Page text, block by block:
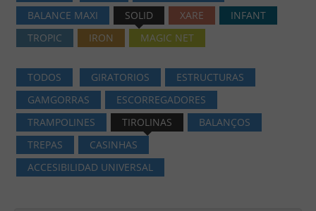
BALANCE MAXI
SOLID XARE
INFANT
TROPIC
IRON MAGIC NET
TODOS GIRATORIOS
ESTRUCTURAS
GAMGORRAS
ESCORREGADORES
TRAMPOLINES
TIROLINAS
BALANÇOS
TREPAS
CASINHAS
ACCESIBILIDAD UNIVERSAL